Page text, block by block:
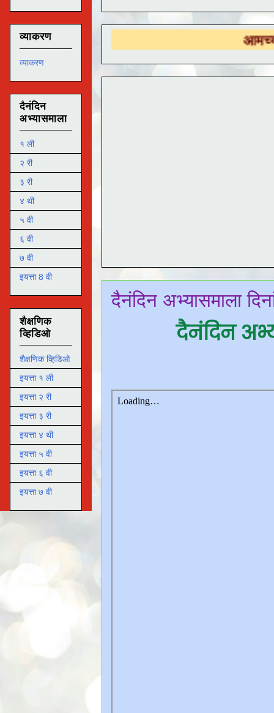
DS
दैनंदिन अभ्यासमाला
दैनंदिन
व्याकरण
व्याकरण
दैनंदिन
अभ्यासमाला
१ ली
२ री
३ री
४ थी
५ वी
६ वी
७ वी
इयत्ता 8 वी
शैक्षणिक
व्हिडिओ
शैक्षणिक व्हिडिओ
इयत्ता १ ली
इयत्ता २ री
इयत्ता ३ री
इयत्ता ४ थी
इयत्ता ५ वी
इयत्ता ६ वी
इयत्ता ७ वी